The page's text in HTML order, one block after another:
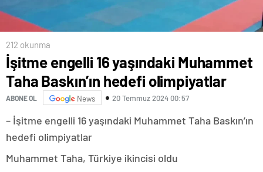
212 okunma
İşitme engelli 16 yaşındaki Muhammet
Taha Baskın’ın hedefi olimpiyatlar
ABONE OL News 20 Temmuz 2024 00:57
– İşitme engelli 16 yaşındaki Muhammet Taha Baskın’ın
hedefi olimpiyatlar
Muhammet Taha, Türkiye ikincisi oldu